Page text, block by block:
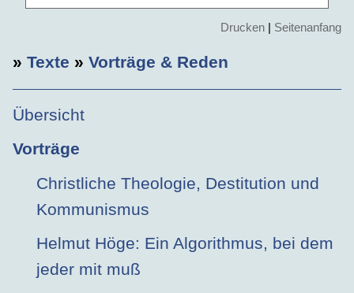
Drucken | Seitenanfang
» Texte » Vorträge & Reden
Übersicht
Vorträge
Christliche Theologie, Destitution und
Kommunismus
Helmut Höge: Ein Algorithmus, bei dem
jeder mit muß